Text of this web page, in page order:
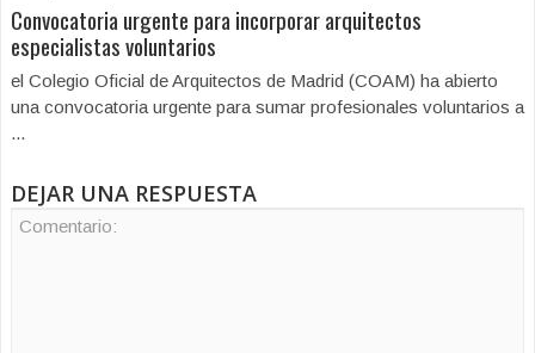
Convocatoria urgente para incorporar arquitectos
especialistas voluntarios
el Colegio Oficial de Arquitectos de Madrid (COAM) ha abierto
una convocatoria urgente para sumar profesionales voluntarios a
...
DEJAR UNA RESPUESTA